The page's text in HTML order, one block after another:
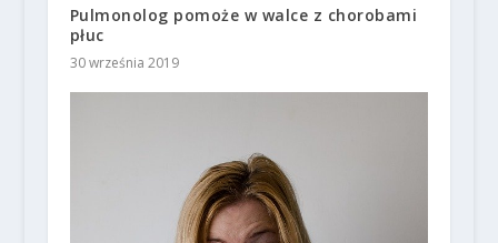
Pulmonolog pomoże w walce z chorobami
płuc
30 września 2019